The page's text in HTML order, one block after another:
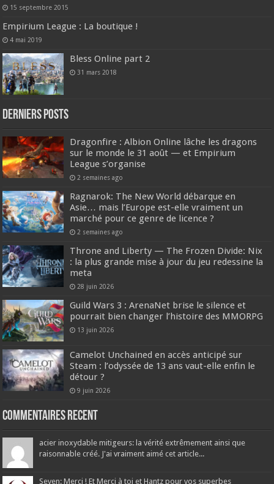
15 septembre 2015
Empirium League : La boutique !
4 mai 2019
Bless Online part 2
31 mars 2018
DERNIERS Posts
Dragonfire : Albion Online lâche les dragons
sur le monde le 31 août — et Empirium
League s’organise
2 semaines ago
Ragnarok: The New World débarque en
Asie… mais l’Europe est-elle vraiment un
marché pour ce genre de licence ?
2 semaines ago
Throne and Liberty — The Frozen Divide: Nix
: la plus grande mise à jour du jeu redessine la
meta
28 juin 2026
Guild Wars 3 : ArenaNet brise le silence et
pourrait bien changer l’histoire des MMORPG
13 juin 2026
Camelot Unchained en accès anticipé sur
Steam : l’odyssée de 13 ans vaut-elle enfin le
détour ?
9 juin 2026
Commentaires recent
acier inoxydable mitigeurs: la vérité extrêmement ainsi que
raisonnable créé. J'ai vraiment aimé cet article...
Seven: Merci ! Et Merci à toi et Hantz pour vos superbes